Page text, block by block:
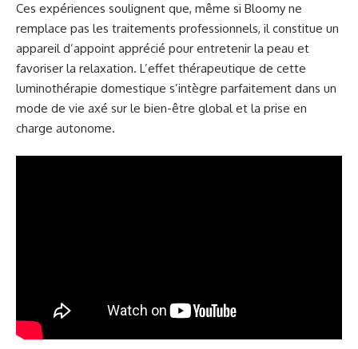
Ces expériences soulignent que, même si Bloomy ne
remplace pas les traitements professionnels, il constitue un
appareil d’appoint apprécié pour entretenir la peau et
favoriser la relaxation. L’effet thérapeutique de cette
luminothérapie domestique s’intègre parfaitement dans un
mode de vie axé sur le bien-être global et la prise en
charge autonome.